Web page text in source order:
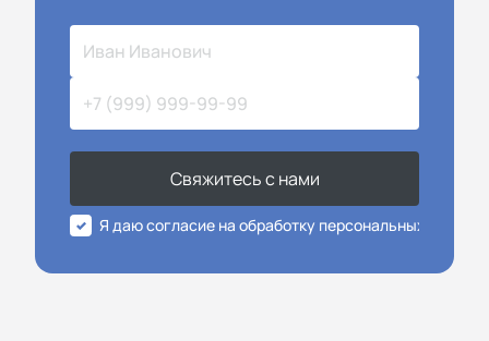
Свяжитесь с нами
Я даю согласие на обработку персональных